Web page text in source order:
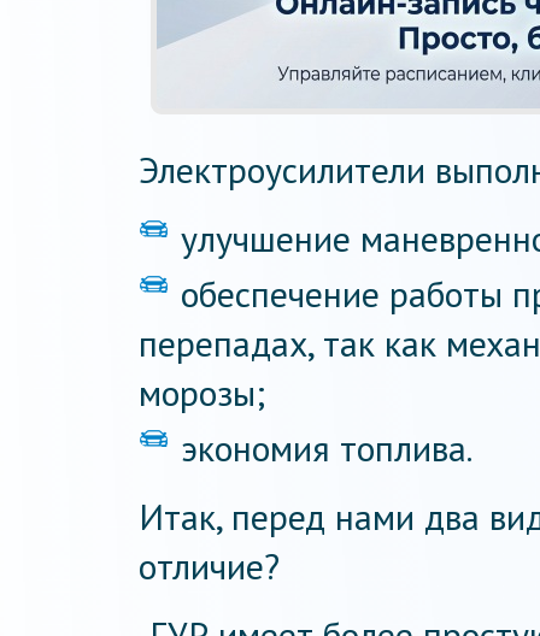
Электроусилители
улучшение
обеспечение работы
перепадах, так как
морозы;
экономия топлива.
Итак, перед нами два
отличие?